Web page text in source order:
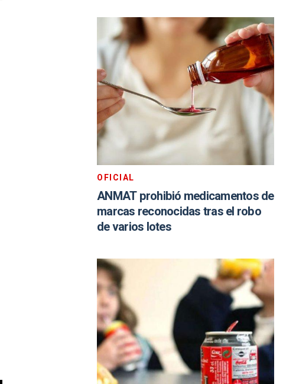
OFICIAL
ANMAT prohibió medicamentos de
marcas reconocidas tras el robo
de varios lotes